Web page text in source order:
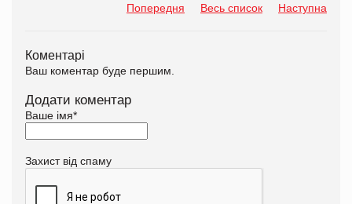
Попередня Весь список Наступна
Коментарі
Ваш коментар буде першим.
Додати коментар
Ваше імя*
Захист від спаму